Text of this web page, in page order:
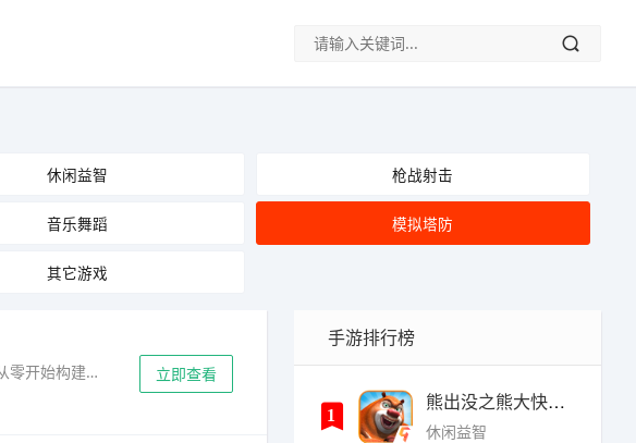
休闲益智 枪战射击
音乐舞蹈 模拟塔防
其它游戏
《舰队指挥官》最新版——开启深海战略新纪元！在波澜壮阔的海上世界中，你将化身舰队统帅，从零开始构建专属海军力量。收集并升级多样化战舰，涵盖驱逐舰、巡洋舰、航母与潜艇，打造... 立即查看
手游排行榜
1
熊出没之熊大快跑内购破
休闲益智